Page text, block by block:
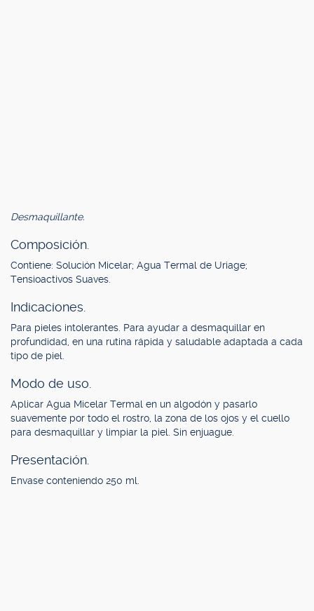
Desmaquillante.
Composición.
Contiene: Solución Micelar; Agua Termal de Uriage;
Tensioactivos Suaves.
Indicaciones.
Para pieles intolerantes. Para ayudar a desmaquillar en
profundidad, en una rutina rápida y saludable adaptada a cada
tipo de piel.
Modo de uso.
Aplicar Agua Micelar Termal en un algodón y pasarlo
suavemente por todo el rostro, la zona de los ojos y el cuello
para desmaquillar y limpiar la piel. Sin enjuague.
Presentación.
Envase conteniendo 250 ml.